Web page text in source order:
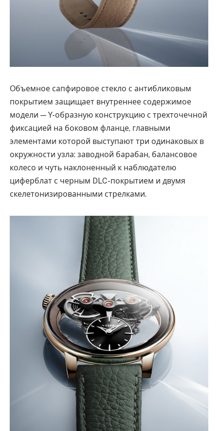
Объемное сапфировое стекло с антибликовым
покрытием защищает внутреннее содержимое
модели — Y-образную конструкцию с трехточечной
фиксацией на боковом фланце, главными
элементами которой выступают три одинаковых в
окружности узла: заводной барабан, балансовое
колесо и чуть наклоненный к наблюдателю
циферблат с черным DLC-покрытием и двумя
скелетонизированными стрелками.